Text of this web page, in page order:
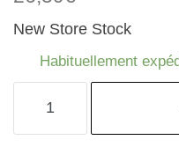
New Store Stock
Habituellement